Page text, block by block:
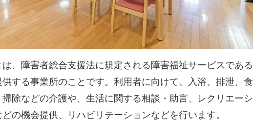
、障害者総合支援法に規定される障害福祉サービスである
供する事業所のことです。利用者に向けて、入浴、排泄、食
除などの介護や、生活に関する相談・助言、レクリエーシ
の機会提供、リハビリテーションなどを行います。